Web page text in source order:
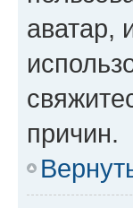
аватар,
причин.